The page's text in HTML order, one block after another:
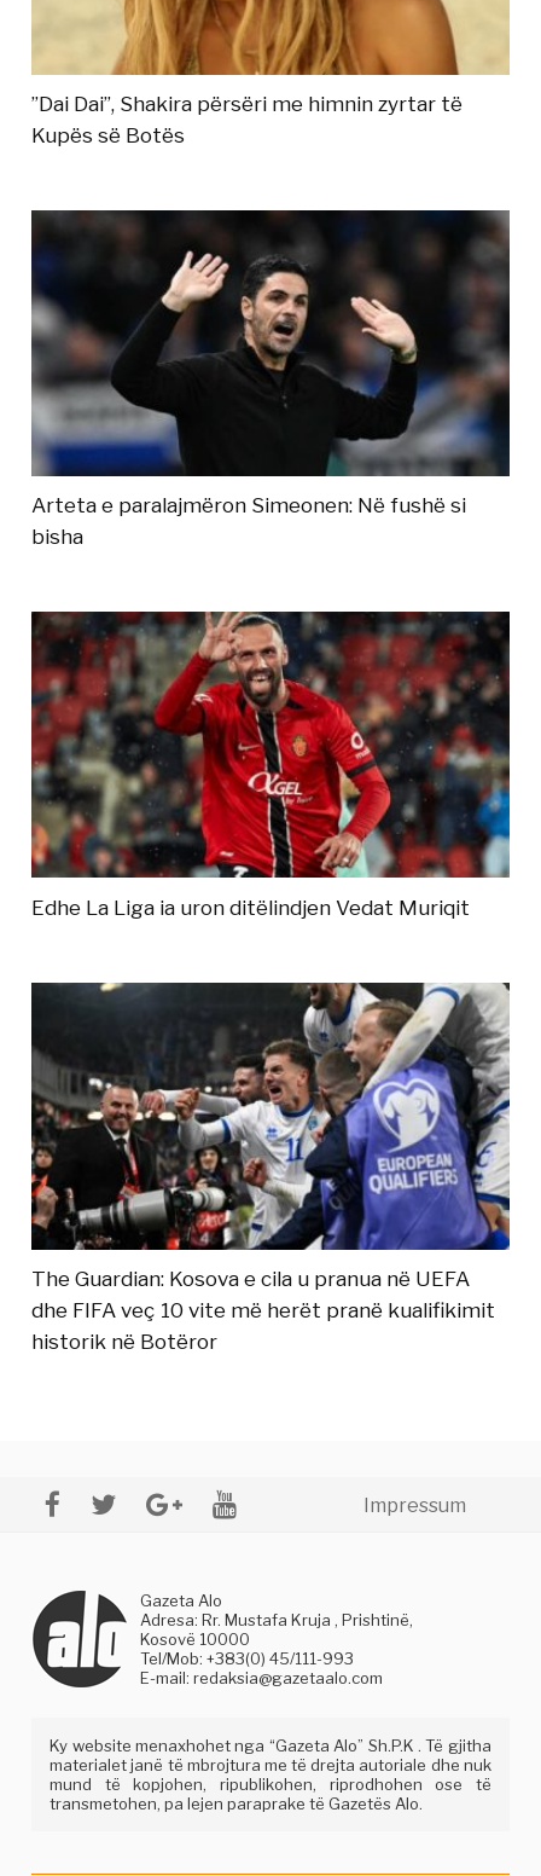
”Dai Dai”, Shakira përsëri me himnin zyrtar të
Kupës së Botës
Arteta e paralajmëron Simeonen: Në fushë si
bisha
Edhe La Liga ia uron ditëlindjen Vedat Muriqit
The Guardian: Kosova e cila u pranua në UEFA
dhe FIFA veç 10 vite më herët pranë kualifikimit
historik në Botëror
Impressum
Gazeta Alo
Adresa: Rr. Mustafa Kruja , Prishtinë,
Kosovë 10000
Tel/Mob: +383(0) 45/111-993
E-mail:redaksia@gazetaalo.com
Ky website menaxhohet nga “Gazeta Alo” Sh.P.K . Të gjitha
materialet janë të mbrojtura me të drejta autoriale dhe nuk
mund të kopjohen, ripublikohen, riprodhohen ose të
transmetohen, pa lejen paraprake të Gazetës Alo.